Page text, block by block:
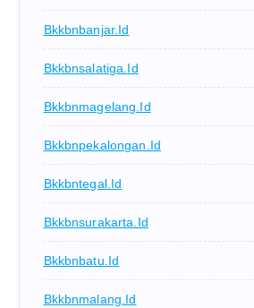
Bkkbnbanjar.id
Bkkbnsalatiga.id
Bkkbnmagelang.id
Bkkbnpekalongan.id
Bkkbntegal.id
Bkkbnsurakarta.id
Bkkbnbatu.id
Bkkbnmalang.id